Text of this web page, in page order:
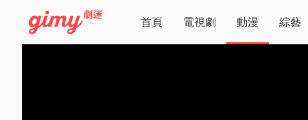
首頁 電視劇 動漫 綜藝